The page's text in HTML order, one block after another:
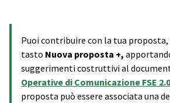
Puoi contribuire con la tua proposta,
tasto Nuova proposta +,
suggerimenti costruttivi al
Operative di Comunicazione FSE 2.0
proposta può essere associata una